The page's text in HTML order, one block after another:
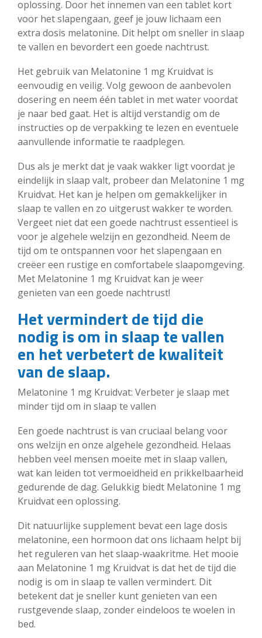
oplossing. Door het innemen van een tablet kort
voor het slapengaan, geef je jouw lichaam een
extra dosis melatonine. Dit helpt om sneller in slaap
te vallen en bevordert een goede nachtrust.
Het gebruik van Melatonine 1 mg Kruidvat is
eenvoudig en veilig. Volg gewoon de aanbevolen
dosering en neem één tablet in met water voordat
je naar bed gaat. Het is altijd verstandig om de
instructies op de verpakking te lezen en eventuele
aanvullende informatie te raadplegen.
Dus als je merkt dat je vaak wakker ligt voordat je
eindelijk in slaap valt, probeer dan Melatonine 1 mg
Kruidvat. Het kan je helpen om gemakkelijker in
slaap te vallen en zo uitgerust wakker te worden.
Vergeet niet dat een goede nachtrust essentieel is
voor je algehele welzijn en gezondheid. Neem de
tijd om te ontspannen voor het slapengaan en
creëer een rustige en comfortabele slaapomgeving.
Met Melatonine 1 mg Kruidvat kan je weer
genieten van een goede nachtrust!
Het vermindert de tijd die
nodig is om in slaap te vallen
en het verbetert de kwaliteit
van de slaap.
Melatonine 1 mg Kruidvat: Verbeter je slaap met
minder tijd om in slaap te vallen
Een goede nachtrust is van cruciaal belang voor
ons welzijn en onze algehele gezondheid. Helaas
hebben veel mensen moeite met in slaap vallen,
wat kan leiden tot vermoeidheid en prikkelbaarheid
gedurende de dag. Gelukkig biedt Melatonine 1 mg
Kruidvat een oplossing.
Dit natuurlijke supplement bevat een lage dosis
melatonine, een hormoon dat ons lichaam helpt bij
het reguleren van het slaap-waakritme. Het mooie
aan Melatonine 1 mg Kruidvat is dat het de tijd die
nodig is om in slaap te vallen vermindert. Dit
betekent dat je sneller kunt genieten van een
rustgevende slaap, zonder eindeloos te woelen in
bed.